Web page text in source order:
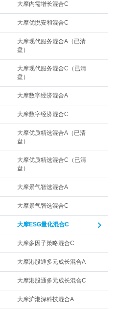
大摩内需增长混合C
大摩优悦安和混合C
大摩现代服务混合A（已清
盘）
大摩现代服务混合C（已清
盘）
大摩数字经济混合A
大摩数字经济混合C
大摩优质精选混合A（已清
盘）
大摩优质精选混合C（已清
盘）
大摩景气智选混合A
大摩景气智选混合C
大摩ESG量化混合C
大摩多因子策略混合C
大摩港股通多元成长混合A
大摩港股通多元成长混合C
大摩沪港深科技混合A